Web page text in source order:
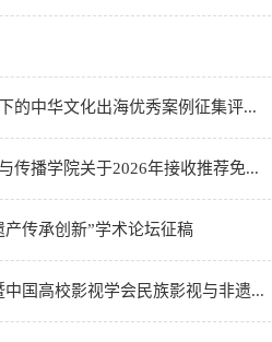
的中华文化出海优秀案例征集评...
传播学院关于2026年接收推荐免...
传承创新”学术论坛征稿
国高校影视学会民族影视与非遗...